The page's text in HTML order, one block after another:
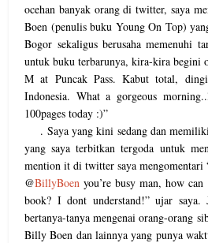
ocehan banyak orang di twitter, saya
Boen (penulis buku Young On Top)
Bogor sekaligus berusaha memenuhi
untuk buku terbarunya, kira-kira begini
M at Puncak Pass. Kabut total,
Indonesia. What a gorgeous
100pages today :)”
. Saya yang kini sedang dan
yang saya terbitkan tergoda untuk
mention it di twitter saya mengomentari
@BillyBoen you’re busy man, how
book? I dont understand!” ujar saya.
bertanya-tanya mengenai orang-orang
Billy Boen dan lainnya yang punya